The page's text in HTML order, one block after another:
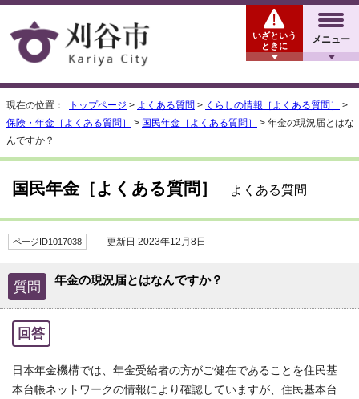
メニュー
いざという
ときに
現在の位置： トップページ > よくある質問 > くらしの情報［よくある質問］
>
保険・年金［よくある質問］
> 国民年金［よくある質問］
> 年金の現況届とはな
んですか？
国民年金［よくある質問］ よくある質問
ページID1017038 更新日 2023年12月8日
質問 年金の現況届とはなんですか？
回答
日本年金機構では、年金受給者の方がご健在であることを住民基
本台帳ネットワークの情報により確認していますが、住民基本台